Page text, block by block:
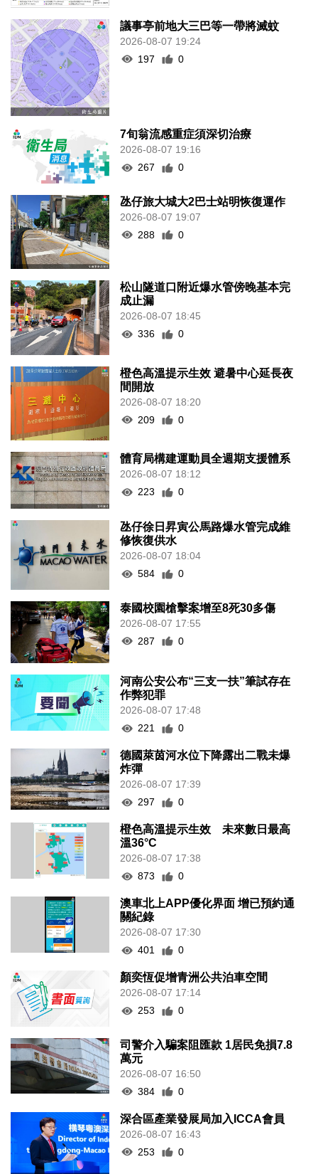
議事亭前地大三巴等一帶將滅蚊
2026-08-07 19:24
197
0
7旬翁流感重症須深切治療
2026-08-07 19:16
267
0
氹仔旅大城大2巴士站明恢復運作
2026-08-07 19:07
288
0
松山隧道口附近爆水管傍晚基本完
成止漏
2026-08-07 18:45
336
0
橙色高溫提示生效 避暑中心延長夜
間開放
2026-08-07 18:20
209
0
體育局構建運動員全週期支援體系
2026-08-07 18:12
223
0
氹仔徐日昇寅公馬路爆水管完成維
修恢復供水
2026-08-07 18:04
584
0
泰國校園槍擊案增至8死30多傷
2026-08-07 17:55
287
0
河南公安公布“三支一扶”筆試存在
作弊犯罪
2026-08-07 17:48
221
0
德國萊茵河水位下降露出二戰未爆
炸彈
2026-08-07 17:39
297
0
橙色高溫提示生效 未來數日最高
溫36°C
2026-08-07 17:38
873
0
澳車北上APP優化界面 增已預約通
關紀錄
2026-08-07 17:30
401
0
顏奕恆促增青洲公共泊車空間
2026-08-07 17:14
253
0
司警介入騙案阻匯款 1居民免損7.8
萬元
2026-08-07 16:50
384
0
深合區產業發展局加入ICCA會員
2026-08-07 16:43
253
0